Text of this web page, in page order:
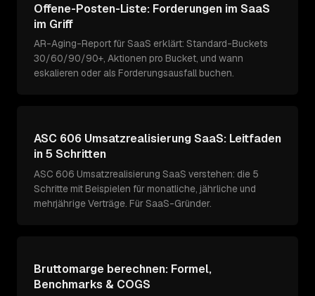
Offene-Posten-Liste: Forderungen im SaaS
im Griff
AR-Aging-Report für SaaS erklärt: Standard-Buckets
30/60/90/90+, Aktionen pro Bucket, und wann
eskalieren oder als Forderungsausfall buchen.
ASC 606 Umsatzrealisierung SaaS: Leitfaden
in 5 Schritten
ASC 606 Umsatzrealisierung SaaS verstehen: die 5
Schritte mit Beispielen für monatliche, jährliche und
mehrjährige Verträge. Für SaaS-Gründer.
Bruttomarge berechnen: Formel,
Benchmarks & COGS